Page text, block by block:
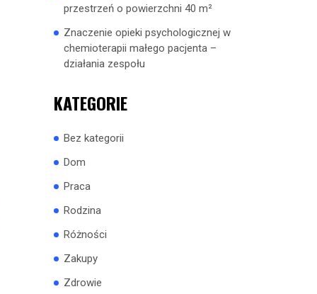
przestrzeń o powierzchni 40 m²
Znaczenie opieki psychologicznej w
chemioterapii małego pacjenta –
działania zespołu
KATEGORIE
Bez kategorii
Dom
Praca
Rodzina
Różności
Zakupy
Zdrowie